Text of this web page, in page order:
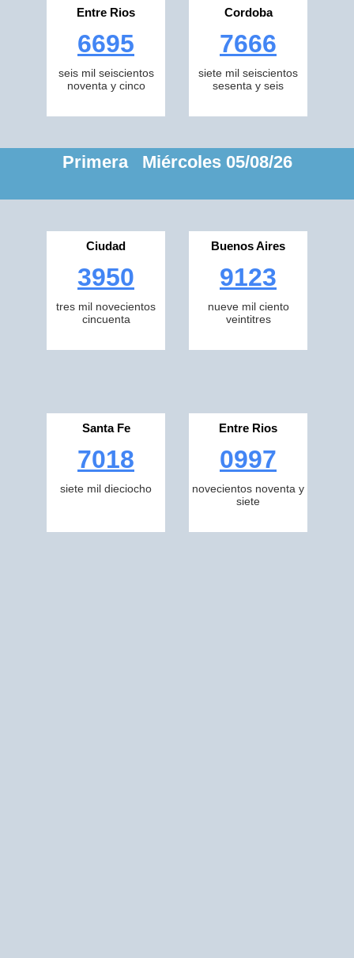
Entre Rios
6695
seis mil seiscientos
noventa y cinco
Cordoba
7666
siete mil seiscientos
sesenta y seis
Primera Miércoles 05/08/26
Ciudad
3950
tres mil novecientos
cincuenta
Buenos Aires
9123
nueve mil ciento
veintitres
Santa Fe
7018
siete mil dieciocho
Entre Rios
0997
novecientos noventa y
siete